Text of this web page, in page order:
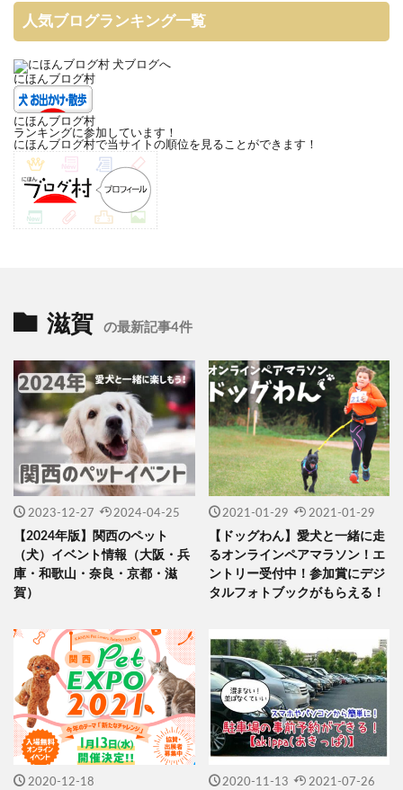
人気ブログランキング一覧
にほんブログ村
にほんブログ村
ランキングに参加しています！
にほんブログ村で当サイトの順位を見ることができます！
滋賀 の最新記事4件
2023-12-27 2024-04-25
【2024年版】関西のペット
（犬）イベント情報（大阪・兵
庫・和歌山・奈良・京都・滋
賀）
2021-01-29 2021-01-29
【ドッグわん】愛犬と一緒に走
るオンラインペアマラソン！エ
ントリー受付中！参加賞にデジ
タルフォトブックがもらえる！
2020-12-18 2020-11-13 2021-07-26